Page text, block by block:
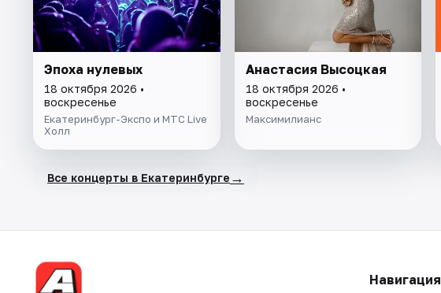
Эпоха нулевых
18 октября 2026 •
воскресенье
Екатеринбург-Экспо и МТС Live
Холл
Анастасия Высоцкая
18 октября 2026 •
воскресенье
Максимилианс
Все концерты в Екатеринбурге →
Навигация